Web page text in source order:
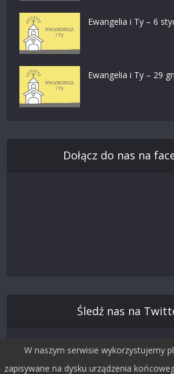
Ewangelia i Ty – 6
Ewangelia i Ty – 29
Dołącz do nas na
Śledź nas na
W naszym serwisie wykorzystujemy
zapisywane na dysku urządzenia